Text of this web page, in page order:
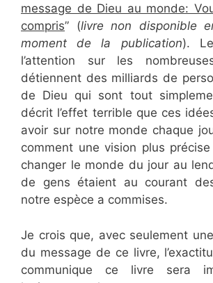
message de Dieu au monde:
compris” (livre non disponible
moment de la publication).
l’attention sur les
détiennent des milliards de
de Dieu qui sont tout
décrit l’effet terrible que ces
avoir sur notre monde chaque
comment une vision plus
changer le monde du jour au
de gens étaient au courant
notre espèce a commises.
Je crois que, avec seulement
du message de ce livre,
communique ce livre sera